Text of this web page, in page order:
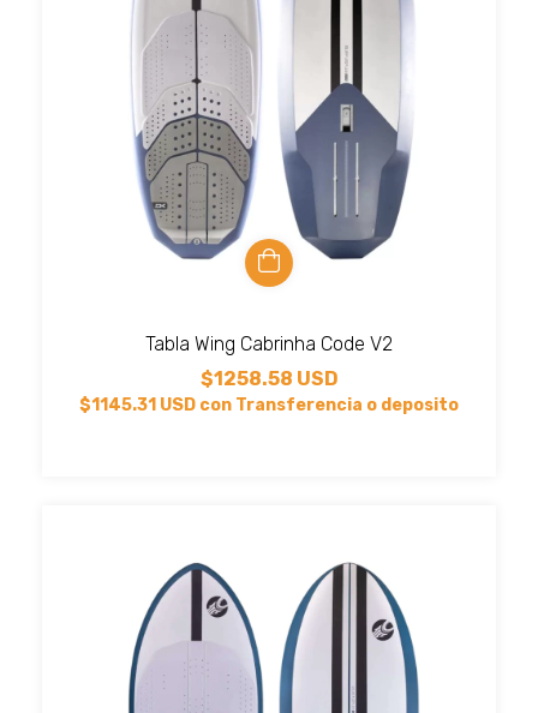
Tabla Wing Cabrinha Code V2
$1258.58 USD
$1145.31 USD con Transferencia o deposito